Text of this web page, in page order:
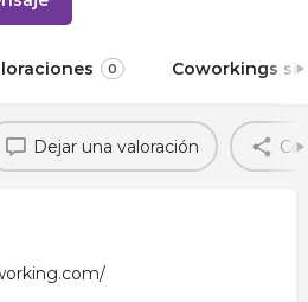
0 Coworkings
Dejar una valoración